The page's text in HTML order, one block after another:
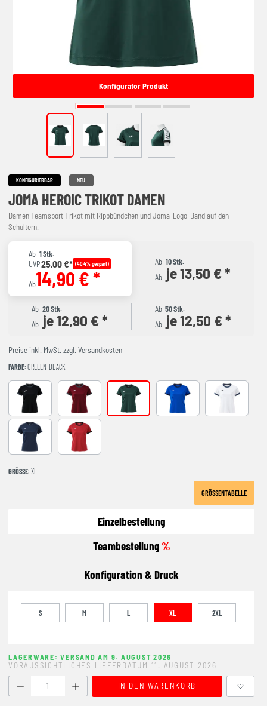
Konfigurator Produkt
KONFIGURIERBAR NEU
JOMA HEROIC TRIKOT DAMEN
Damen Teamsport Trikot mit Rippbündchen und Joma-Logo-Band auf den
Schultern.
Ab 1 Stk.
UVP25,00 €* (40.4% gespart)
Ab14,90 € *
Ab 10 Stk.
Ab je 13,50 € *
Ab 20 Stk.
Ab je 12,90 € *
Ab 50 Stk.
Ab je 12,50 € *
Preise inkl. MwSt. zzgl. Versandkosten
FARBE: GREEEN-BLACK
BLACK-ANTHRACITEBURGUNDY GREEEN-BLACK ROYAL-NAVY
Navy RED-BLACK
GRÖSSE : XL
GRÖSSENTABELLE
Einzelbestellung
Teambestellung%
Konfiguration & Druck
S M L XL 2XL
LAGERWARE: VERSAND AM 9. AUGUST 2026
VORAUSSICHTLICHES LIEFERDATUM 11. AUGUST 2026
Produkt Anzahl: Gib den gewünschten Wert ein oder
IN DEN WARENKORB